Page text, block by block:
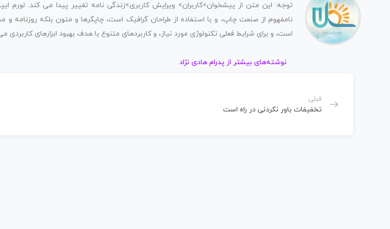
توجه: این متن از پیشخوان>کاربران> ویرایش کاربری>زندگی نامه تغییر پیدا می کند. لورم
نامفهوم از صنعت چاپ، و با استفاده از طراحان گرافیک است، چاپگرها و متون بلکه روزنامه
است، و برای شرایط فعلی تکنولوژی مورد نیاز، و کاربردهای متنوع با هدف بهبود ابزارهای کاربردی
نوشته‌های بیشتر از پدرام هادی نژاد
قبلی
تخفیفات باور نکردنی در راه است